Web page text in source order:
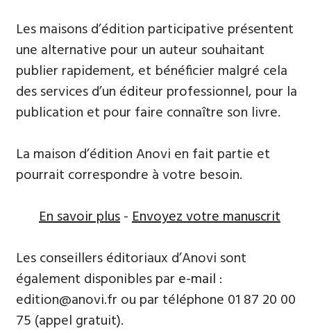
Les maisons d’édition participative présentent
une alternative pour un auteur souhaitant
publier rapidement, et bénéficier malgré cela
des services d’un éditeur professionnel, pour la
publication et pour faire connaître son livre.
La maison d’édition Anovi en fait partie et
pourrait correspondre à votre besoin.
En savoir plus-Envoyez votre manuscrit
Les conseillers éditoriaux d’Anovi sont
également disponibles par e-mail :
edition@anovi.fr ou par téléphone ​​0​1 87 20 00
75 (appel gratuit).